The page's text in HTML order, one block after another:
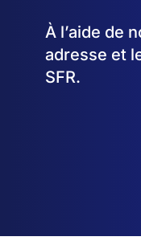
À l’aide de
adresse et
SFR.